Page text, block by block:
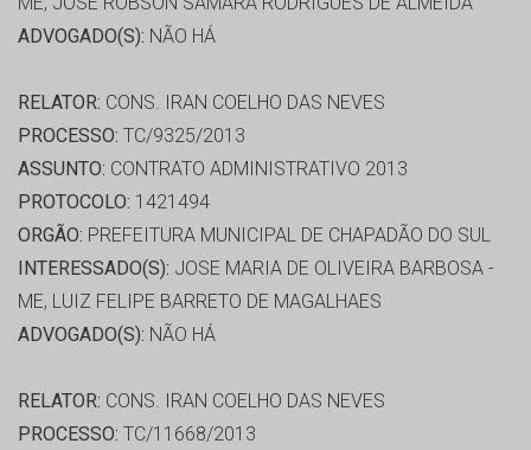
ADVOGADO(S): NÃO HÁ
RELATOR: CONS. IRAN COELHO DAS NEVES
PROCESSO: TC/9325/2013
ASSUNTO: CONTRATO ADMINISTRATIVO 2013
PROTOCOLO: 1421494
ORGÃO: PREFEITURA MUNICIPAL DE CHAPADÃO DO SUL
INTERESSADO(S): JOSE MARIA DE OLIVEIRA BARBOSA -
ME, LUIZ FELIPE BARRETO DE MAGALHAES
ADVOGADO(S): NÃO HÁ
RELATOR: CONS. IRAN COELHO DAS NEVES
PROCESSO: TC/11668/2013